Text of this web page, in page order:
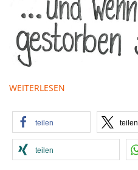
WEITERLESEN
teilen teilen
teilen